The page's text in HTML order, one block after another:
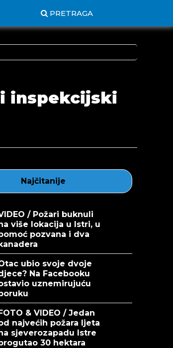
PRETRAGA
inspekcijski
Najčitanije
/ Požari buknuli
više lokacija u Istri, u
pozvana i dva
ubio svoje dvoje
Na Facebooku
uznemirujuću
& VIDEO / Jedan
najvećih požara ljeta
sjeverozapadu Istre
30 hektara